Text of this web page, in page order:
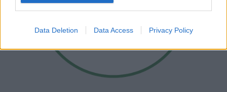
Data Deletion Data Access Privacy Policy